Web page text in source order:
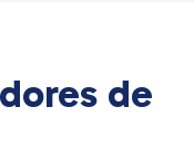
de